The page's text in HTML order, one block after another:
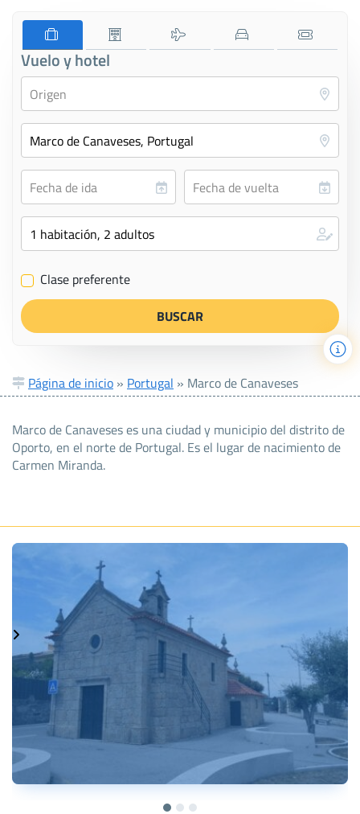
Vuelo y hotel
✔ Clase preferente
Página de inicio » Portugal » Marco de Canaveses
Marco de Canaveses es una ciudad y municipio del distrito de
Oporto, en el norte de Portugal. Es el lugar de nacimiento de
Carmen Miranda.